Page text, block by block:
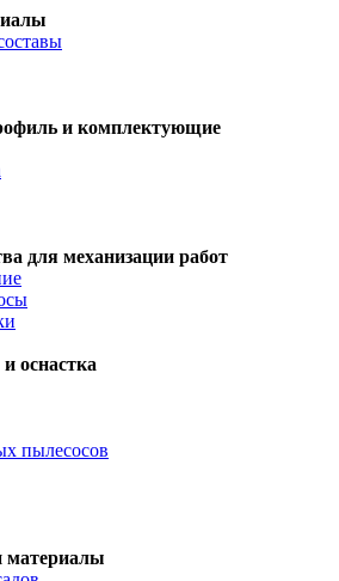
и комплектующие
для механизации работ
оснастка
пылесосов
материалы